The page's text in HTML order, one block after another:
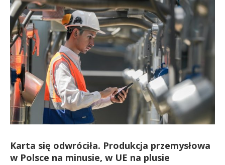
Karta się odwróciła. Produkcja przemysłowa
w Polsce na minusie, w UE na plusie